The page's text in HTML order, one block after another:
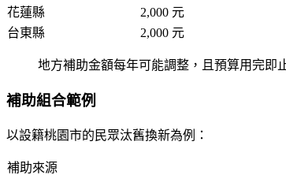
花蓮縣
2,000 元
台東縣
2,000 元
地方補助金額每年可能調整，且預算用完即
補助組合範例
以設籍桃園市的民眾汰舊換新為例：
補助來源